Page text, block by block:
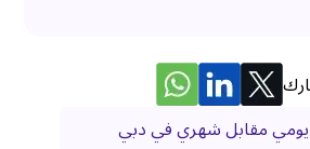
يومي مقابل شهري في دبي